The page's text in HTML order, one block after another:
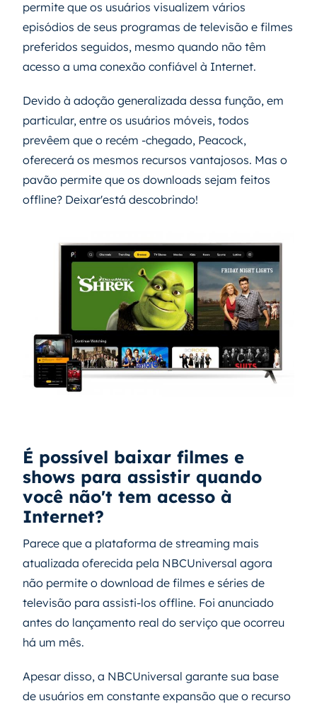
permite que os usuários visualizem vários
episódios de seus programas de televisão e filmes
preferidos seguidos, mesmo quando não têm
acesso a uma conexão confiável à Internet.
Devido à adoção generalizada dessa função, em
particular, entre os usuários móveis, todos
prevêem que o recém -chegado, Peacock,
oferecerá os mesmos recursos vantajosos. Mas o
pavão permite que os downloads sejam feitos
offline? Deixar'está descobrindo!
É possível baixar filmes e
shows para assistir quando
você não't tem acesso à
Internet?
Parece que a plataforma de streaming mais
atualizada oferecida pela NBCUniversal agora
não permite o download de filmes e séries de
televisão para assisti-los offline. Foi anunciado
antes do lançamento real do serviço que ocorreu
há um mês.
Apesar disso, a NBCUniversal garante sua base
de usuários em constante expansão que o recurso